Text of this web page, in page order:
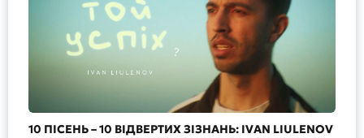
10 ПІСЕНЬ – 10 ВІДВЕРТИХ ЗІЗНАНЬ: IVAN LIULENOV